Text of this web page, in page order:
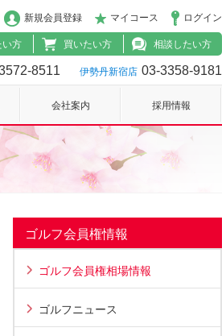
新規会員登録 マイコース ログイン
い方 買いたい方 相談したい方
8511 伊勢丹新宿店 03-3358-9181
会社案内 採用情報
ゴルフ会員権情報
ゴルフ会員権相場情報
ゴルフニュース